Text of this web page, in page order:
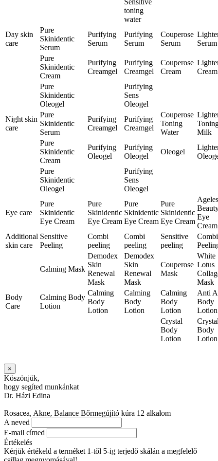
Sensitive
toning
water
Day skin
care
Pure
Skinidentic
Serum
Purifying
Serum
Purifying
Serum
Couperose
Serum
Serum
Pure
Skinidentic
Cream
Purifying
Creamgel
Purifying
Creamgel
Couperose
Cream
Cream
Pure
Skinidentic
Oleogel
Purifying
Sens
Oleogel
Night skin
care
Pure
Skinidentic
Serum
Purifying
Creamgel
Purifying
Creamgel
Couperose
Toning
Water
Milk
Pure
Skinidentic
Cream
Purifying
Oleogel
Purifying
Oleogel
Oleogel
Pure
Skinidentic
Oleogel
Purifying
Sens
Oleogel
Eye care
Pure
Skinidentic
Eye Cream
Pure
Skinidentic
Eye Cream
Pure
Skinidentic
Eye Cream
Pure
Skinidentic
Eye Cream
Eye
Cream
Additional
skin care
Sensitive
Peeling
Combi
peeling
Combi
peeling
Sensitive
peeling
Combi
Calming Mask
Demodex
Skin
Renewal
Mask
Demodex
Skin
Renewal
Mask
Couperose
Mask
White
Lotus
Mask
Body
Care
Calming Body
Lotion
Calming
Body
Lotion
Calming
Body
Lotion
Calming
Body
Lotion
Anti
Body
Lotion
Crystal
Body
Lotion
Body
Lotion
×
Köszönjük,
hogy segíted munkánkat
Dr. Házi Edina
Rosacea, Akne, Balance Bőrmegújító kúra 12 alkalom
A neved
E-mail címed
Értékelés
Kérjük értékeld a terméket 1-től 5-ig terjedő skálán a megfelelő